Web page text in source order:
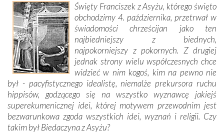
Święty Franciszek z Asyżu, którego święto
obchodzimy 4. października, przetrwał w
świadomości chrześcijan jako ten
najbiedniejszy z biednych,
najpokorniejszy z pokornych. Z drugiej
jednak strony wielu współczesnych chce
widzieć w nim kogoś, kim na pewno nie
był - pacyfistycznego idealistę, niemalże prekursora ruchu
hippisów, godzącego się na wszystko wyznawcę jakiejś
superekumenicznej idei, której motywem przewodnim jest
bezwarunkowa zgoda wszystkich idei, wyznań i religii. Czy
takim był Biedaczyna z Asyżu?